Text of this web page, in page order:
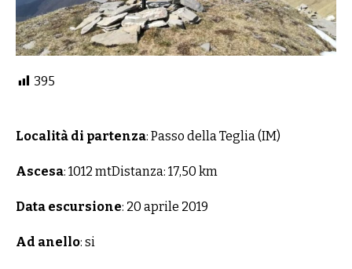
395
Località di partenza: Passo della Teglia (IM)
Ascesa: 1012 mtDistanza: 17,50 km
Data escursione: 20 aprile 2019
Ad anello: si